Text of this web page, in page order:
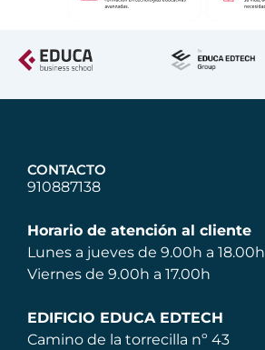
CONTACTO
910887138
Horario de atención al cliente
Lunes a jueves de 9.00h a 18.00h
Viernes de 9.00h a 17.00h
EDIFICIO EDUCA EDTECH
Camino de la torrecilla nº 43